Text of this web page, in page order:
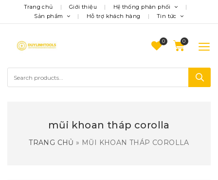
Trang chủ Giới thiệu
Hệ thống phân phối
Sản phẩm
Hỗ trợ khách hàng Tin tức
0
mũi khoan tháp corolla
TRANG CHỦ » MŨI KHOAN THÁP COROLLA